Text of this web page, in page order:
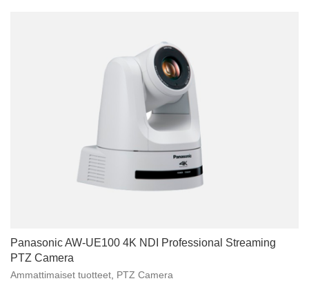
Panasonic AW-UE100 4K NDI Professional Streaming
PTZ Camera
Ammattimaiset tuotteet PTZ Camera